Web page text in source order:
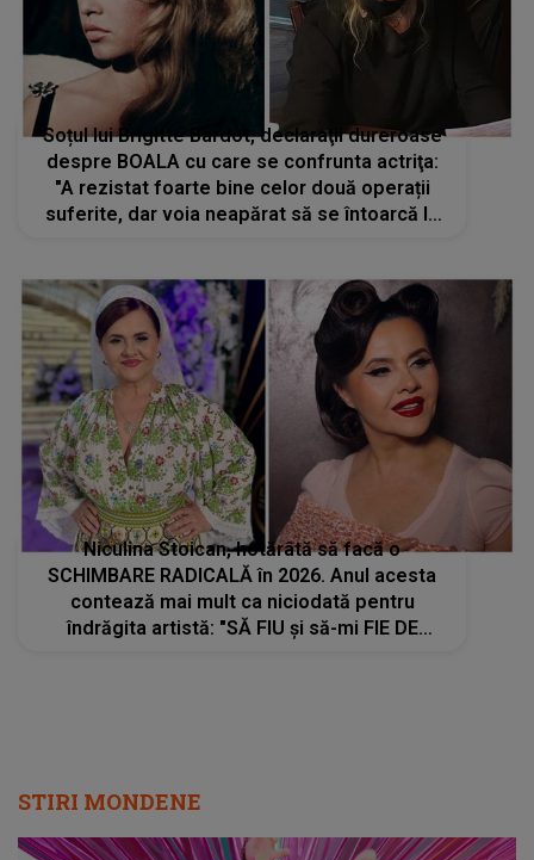
Soțul lui Brigitte Bardot, declaraţii dureroase
despre BOALA cu care se confrunta actriţa:
"A rezistat foarte bine celor două operații
suferite, dar voia neapărat să se întoarcă la
Niculina Stoican, hotărâtă să facă o
SCHIMBARE RADICALĂ în 2026. Anul acesta
contează mai mult ca niciodată pentru
îndrăgita artistă: "SĂ FIU și să-mi FIE DE
STIRI MONDENE